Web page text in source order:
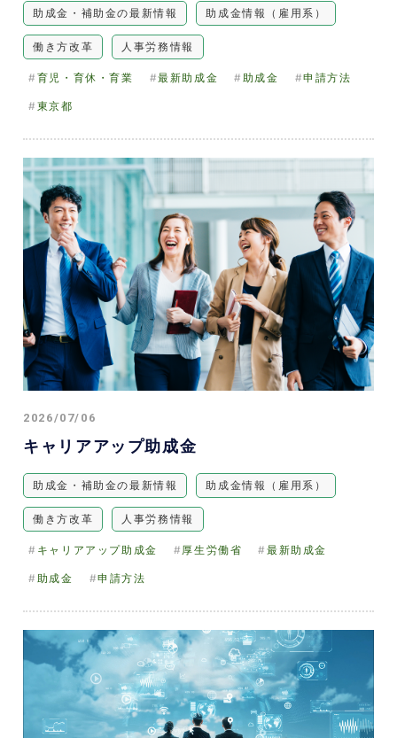
助成金・補助金の最新情報 助成金情報（雇用系）
働き方改革 人事労務情報
育児・育休・育業 最新助成金 助成金 申請方法
東京都
2026/07/06
キャリアアップ助成金
助成金・補助金の最新情報 助成金情報（雇用系）
働き方改革 人事労務情報
キャリアアップ助成金 厚生労働省 最新助成金
助成金 申請方法